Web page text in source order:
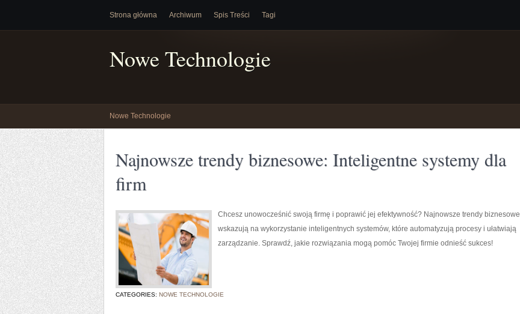
Strona główna Archiwum Spis Treści Tagi
Nowe Technologie
Nowe Technologie
Najnowsze trendy biznesowe: Inteligentne systemy dla
firm
Chcesz unowocześnić swoją firmę i poprawić jej efektywność? Najnowsze trendy biznesowe
wskazują na wykorzystanie inteligentnych systemów, które automatyzują procesy i ułatwiają
zarządzanie. Sprawdź, jakie rozwiązania mogą pomóc Twojej firmie odnieść sukces!
CATEGORIES: NOWE TECHNOLOGIE